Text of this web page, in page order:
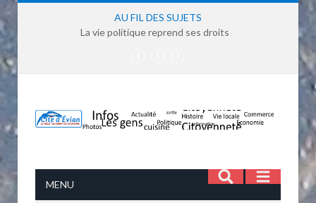
AU FIL DES SUJETS
La vie politique reprend ses droits
MENU